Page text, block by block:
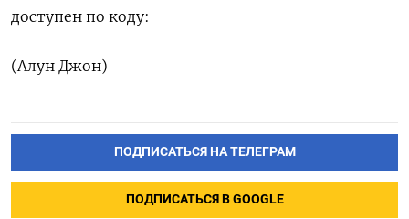
доступен по коду:
(Алун Джон)
ПОДПИСАТЬСЯ НА ТЕЛЕГРАМ
ПОДПИСАТЬСЯ В GOOGLE